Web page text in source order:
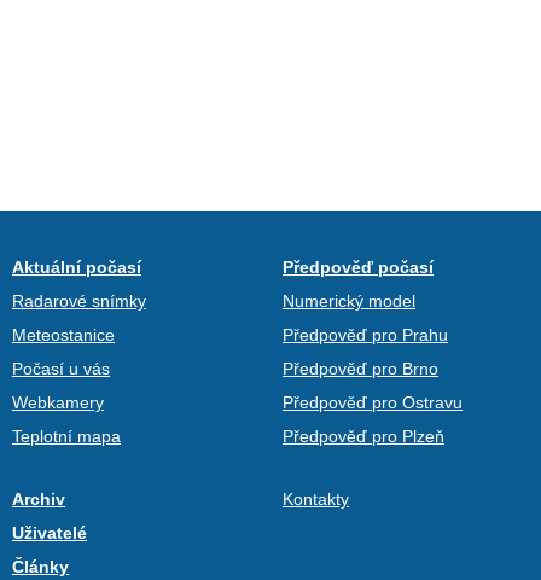
Aktuální počasí
Radarové snímky
Meteostanice
Počasí u vás
Webkamery
Teplotní mapa
Předpověď počasí
Numerický model
Předpověď pro Prahu
Předpověď pro Brno
Předpověď pro Ostravu
Předpověď pro Plzeň
Archiv
Uživatelé
Články
Kontakty